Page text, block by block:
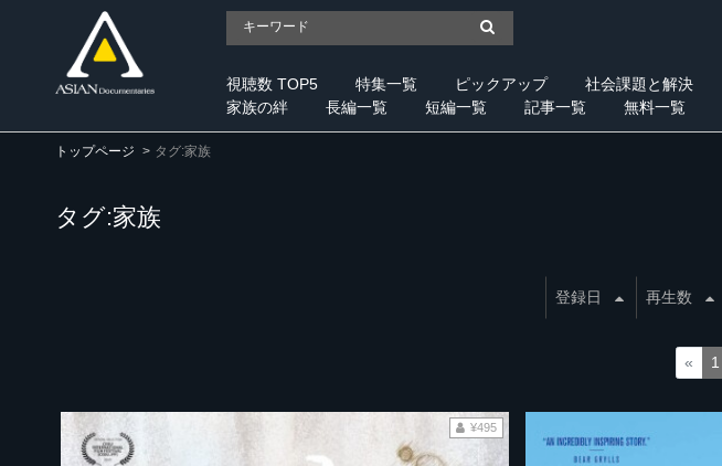
視聴数 TOP5 特集一覧 ピックアップ 社会課題と解決
家族の絆
長編一覧 短編一覧 記事一覧 無料一覧
トップページ タグ:家族
タグ:家族
登録日 再生数
« 1
¥495